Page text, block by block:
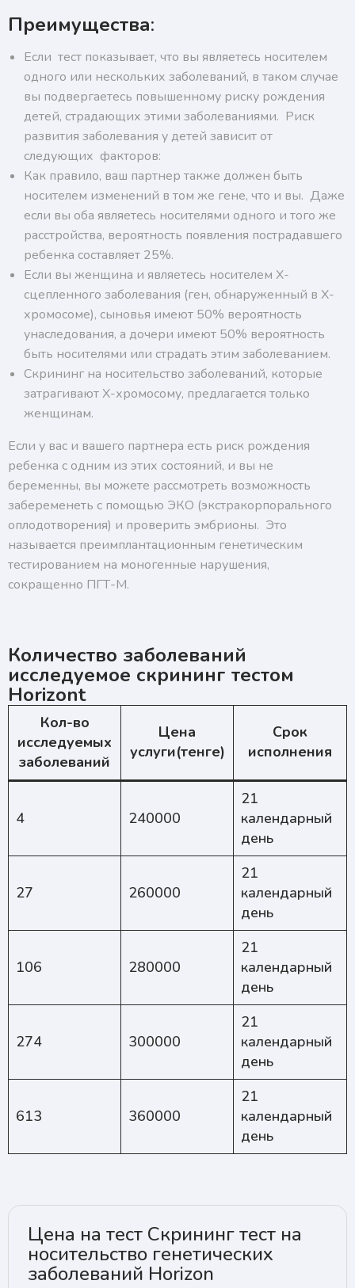
Преимущества:
Если тест показывает, что вы являетесь носителем
одного или нескольких заболеваний, в таком случае
вы подвергаетесь повышенному риску рождения
детей, страдающих этими заболеваниями. Риск
развития заболевания у детей зависит от
следующих факторов:
Как правило, ваш партнер также должен быть
носителем изменений в том же гене, что и вы. Даже
если вы оба являетесь носителями одного и того же
расстройства, вероятность появления пострадавшего
ребенка составляет 25%.
Если вы женщина и являетесь носителем Х-
сцепленного заболевания (ген, обнаруженный в Х-
хромосоме), сыновья имеют 50% вероятность
унаследования, а дочери имеют 50% вероятность
быть носителями или страдать этим заболеванием.
Скрининг на носительство заболеваний, которые
затрагивают Х-хромосому, предлагается только
женщинам.
Если у вас и вашего партнера есть риск рождения
ребенка с одним из этих состояний, и вы не
беременны, вы можете рассмотреть возможность
забеременеть с помощью ЭКО (экстракорпорального
оплодотворения) и проверить эмбрионы. Это
называется преимплантационным генетическим
тестированием на моногенные нарушения,
сокращенно ПГТ-М.
Количество заболеваний
исследуемое скрининг тестом
Horizont
Кол-во
исследуемых
заболеваний
Цена
услуги(тенге)
Срок
исполнения
4 240000
21
календарный
день
27 260000
21
календарный
день
106 280000
21
календарный
день
274 300000
21
календарный
день
613 360000
21
календарный
день
Цена на тест Скрининг тест на
носительство генетических
заболеваний Horizon